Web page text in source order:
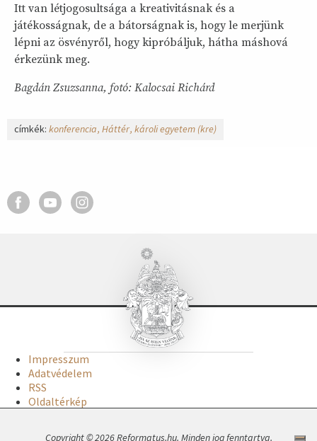
Itt van létjogosultsága a kreativitásnak és a
játékosságnak, de a bátorságnak is, hogy le merjünk
lépni az ösvényről, hogy kipróbáljuk, hátha máshová
érkezünk meg.
Bagdán Zsuzsanna, fotó: Kalocsai Richárd
címkék: konferencia Háttér károli egyetem (kre)
Impresszum
Adatvédelem
RSS
Oldaltérkép
Copyright © 2026 Reformatus.hu. Minden jog fenntartva.